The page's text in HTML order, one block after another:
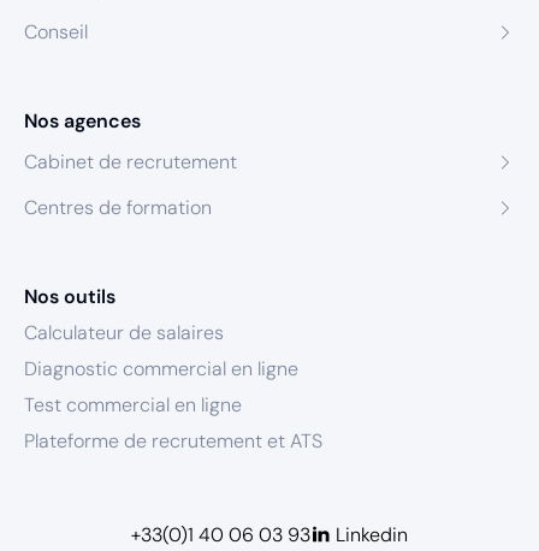
Conseil
Nos agences
Cabinet de recrutement
Centres de formation
Nos outils
Calculateur de salaires
Diagnostic commercial en ligne
Test commercial en ligne
Plateforme de recrutement et ATS
+33(0)1 40 06 03 93 Linkedin